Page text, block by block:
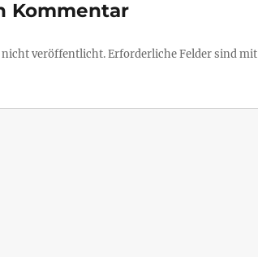
Kommentar
veröffentlicht. Erforderliche Felder sind mit